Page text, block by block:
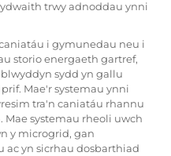
trwy adnoddau ynni
i gymunedau neu i
storio energaeth gartref,
sydd yn gallu
Mae'r systemau ynni
tra'n caniatáu rhannu
Mae systemau rheoli uwch
y microgrid, gan
yn sicrhau dosbarthiad